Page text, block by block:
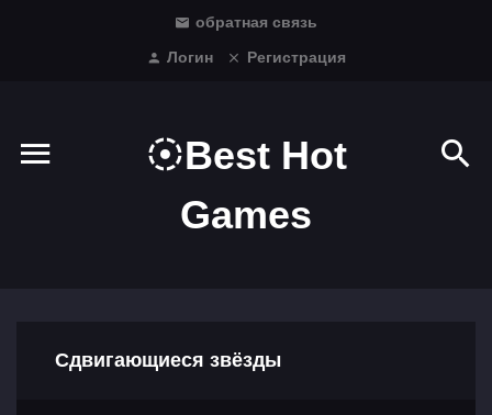
обратная связь
Логин
Регистрация
Best Hot
Games
Сдвигающиеся звёзды